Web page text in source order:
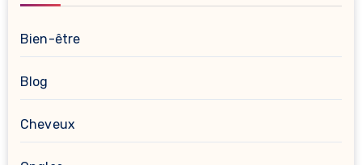
Bien-être
Blog
Cheveux